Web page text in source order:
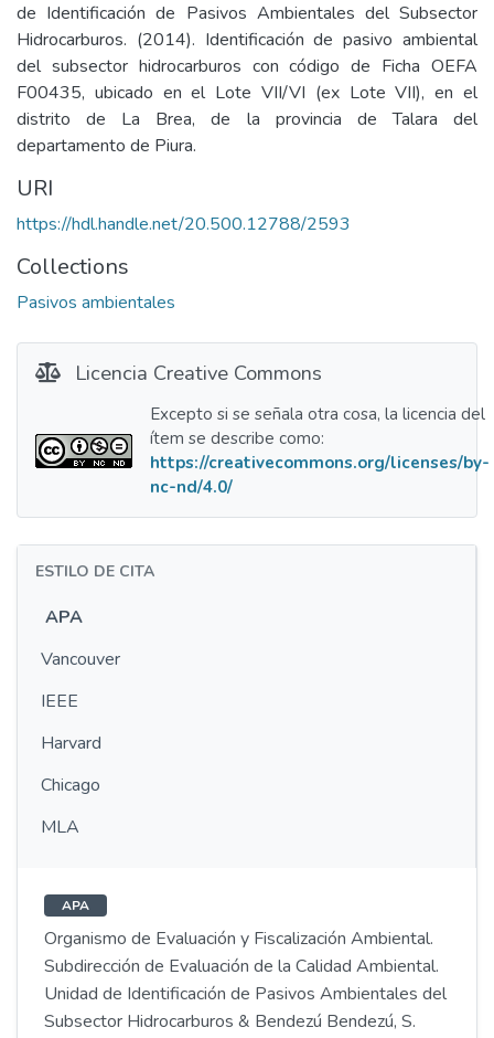
de Identificación de Pasivos Ambientales del Subsector
Hidrocarburos. (2014). Identificación de pasivo ambiental
del subsector hidrocarburos con código de Ficha OEFA
F00435, ubicado en el Lote VII/VI (ex Lote VII), en el
distrito de La Brea, de la provincia de Talara del
departamento de Piura.
URI
https://hdl.handle.net/20.500.12788/2593
Collections
Pasivos ambientales
Licencia Creative Commons
Excepto si se señala otra cosa, la licencia del
ítem se describe como:
https://creativecommons.org/licenses/by-
nc-nd/4.0/
ESTILO DE CITA
APA
Vancouver
IEEE
Harvard
Chicago
MLA
APA
Organismo de Evaluación y Fiscalización Ambiental.
Subdirección de Evaluación de la Calidad Ambiental.
Unidad de Identificación de Pasivos Ambientales del
Subsector Hidrocarburos & Bendezú Bendezú, S.